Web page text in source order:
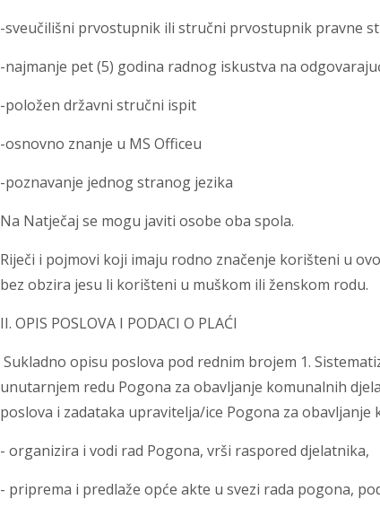
-sveučilišni prvostupnik ili stručni prvostupnik pravne
-najmanje pet (5) godina radnog iskustva na
-položen državni stručni ispit
-osnovno znanje u MS Officeu
-poznavanje jednog stranog jezika
Na Natječaj se mogu javiti osobe oba spola.
Riječi i pojmovi koji imaju rodno značenje korišteni u
bez obzira jesu li korišteni u muškom ili ženskom rodu.
II. OPIS POSLOVA I PODACI O PLAĆI
Sukladno opisu poslova pod rednim brojem 1.
unutarnjem redu Pogona za obavljanje komunalnih
poslova i zadataka upravitelja/ice Pogona za
- organizira i vodi rad Pogona, vrši raspored djelatnika,
- priprema i predlaže opće akte u svezi rada pogona,